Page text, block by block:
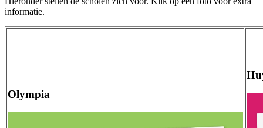
informatie.
Olympia